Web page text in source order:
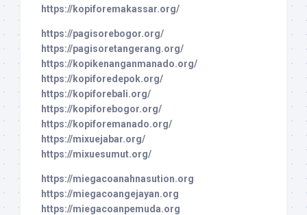
https://kopiforemakassar.org/
https://pagisorebogor.org/
https://pagisoretangerang.org/
https://kopikenanganmanado.org/
https://kopiforedepok.org/
https://kopiforebali.org/
https://kopiforebogor.org/
https://kopiforemanado.org/
https://mixuejabar.org/
https://mixuesumut.org/
https://miegacoanahnasution.org
https://miegacoangejayan.org
https://miegacoanpemuda.org